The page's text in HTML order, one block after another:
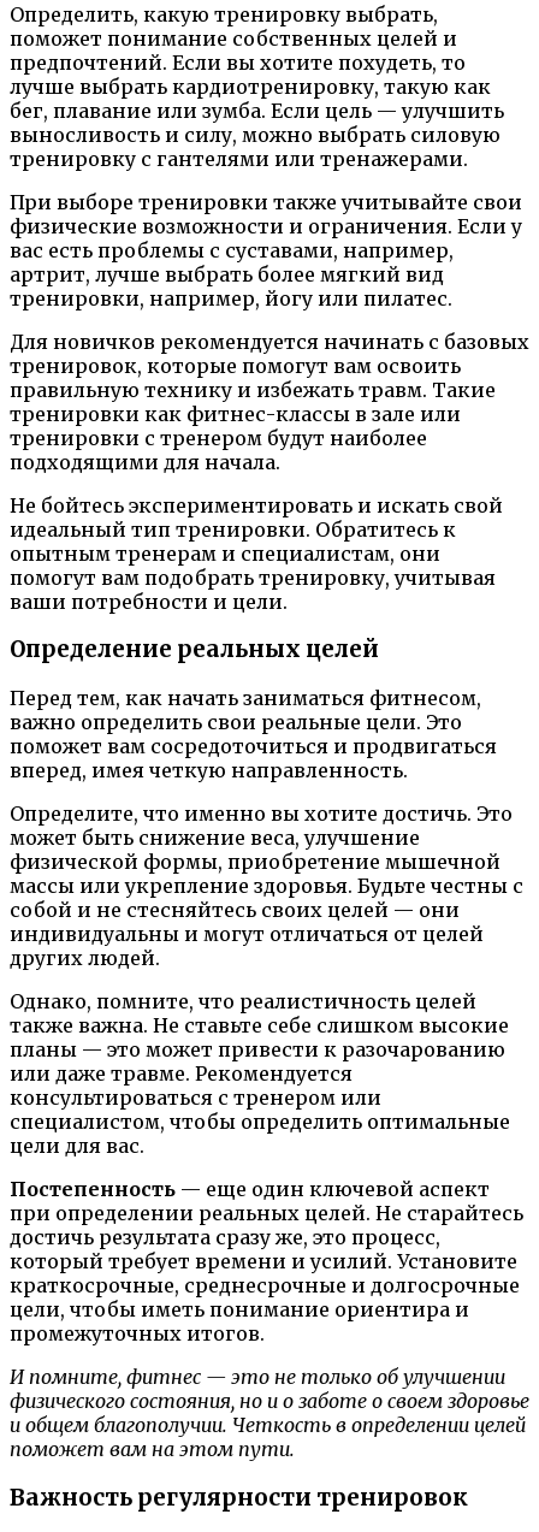
Определить, какую тренировку выбрать,
поможет понимание собственных целей и
предпочтений. Если вы хотите похудеть, то
лучше выбрать кардиотренировку, такую как
бег, плавание или зумба. Если цель — улучшить
выносливость и силу, можно выбрать силовую
тренировку с гантелями или тренажерами.
При выборе тренировки также учитывайте свои
физические возможности и ограничения. Если у
вас есть проблемы с суставами, например,
артрит, лучше выбрать более мягкий вид
тренировки, например, йогу или пилатес.
Для новичков рекомендуется начинать с базовых
тренировок, которые помогут вам освоить
правильную технику и избежать травм. Такие
тренировки как фитнес-классы в зале или
тренировки с тренером будут наиболее
подходящими для начала.
Не бойтесь экспериментировать и искать свой
идеальный тип тренировки. Обратитесь к
опытным тренерам и специалистам, они
помогут вам подобрать тренировку, учитывая
ваши потребности и цели.
Определение реальных целей
Перед тем, как начать заниматься фитнесом,
важно определить свои реальные цели. Это
поможет вам сосредоточиться и продвигаться
вперед, имея четкую направленность.
Определите, что именно вы хотите достичь. Это
может быть снижение веса, улучшение
физической формы, приобретение мышечной
массы или укрепление здоровья. Будьте честны с
собой и не стесняйтесь своих целей — они
индивидуальны и могут отличаться от целей
других людей.
Однако, помните, что реалистичность целей
также важна. Не ставьте себе слишком высокие
планы — это может привести к разочарованию
или даже травме. Рекомендуется
консультироваться с тренером или
специалистом, чтобы определить оптимальные
цели для вас.
Постепенность — еще один ключевой аспект
при определении реальных целей. Не старайтесь
достичь результата сразу же, это процесс,
который требует времени и усилий. Установите
краткосрочные, среднесрочные и долгосрочные
цели, чтобы иметь понимание ориентира и
промежуточных итогов.
И помните, фитнес — это не только об улучшении
физического состояния, но и о заботе о своем здоровье
и общем благополучии. Четкость в определении целей
поможет вам на этом пути.
Важность регулярности тренировок